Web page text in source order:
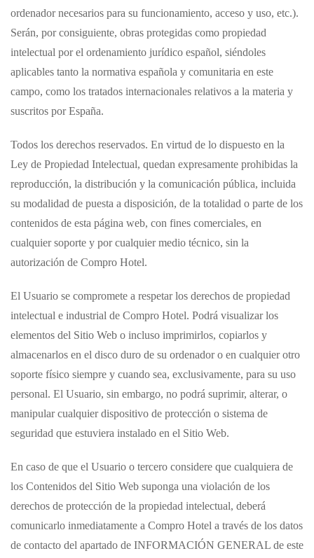
ordenador necesarios para su funcionamiento, acceso y uso, etc.).
Serán, por consiguiente, obras protegidas como propiedad
intelectual por el ordenamiento jurídico español, siéndoles
aplicables tanto la normativa española y comunitaria en este
campo, como los tratados internacionales relativos a la materia y
suscritos por España.
Todos los derechos reservados. En virtud de lo dispuesto en la
Ley de Propiedad Intelectual, quedan expresamente prohibidas la
reproducción, la distribución y la comunicación pública, incluida
su modalidad de puesta a disposición, de la totalidad o parte de los
contenidos de esta página web, con fines comerciales, en
cualquier soporte y por cualquier medio técnico, sin la
autorización de Compro Hotel.
El Usuario se compromete a respetar los derechos de propiedad
intelectual e industrial de Compro Hotel. Podrá visualizar los
elementos del Sitio Web o incluso imprimirlos, copiarlos y
almacenarlos en el disco duro de su ordenador o en cualquier otro
soporte físico siempre y cuando sea, exclusivamente, para su uso
personal. El Usuario, sin embargo, no podrá suprimir, alterar, o
manipular cualquier dispositivo de protección o sistema de
seguridad que estuviera instalado en el Sitio Web.
En caso de que el Usuario o tercero considere que cualquiera de
los Contenidos del Sitio Web suponga una violación de los
derechos de protección de la propiedad intelectual, deberá
comunicarlo inmediatamente a Compro Hotel a través de los datos
de contacto del apartado de INFORMACIÓN GENERAL de este